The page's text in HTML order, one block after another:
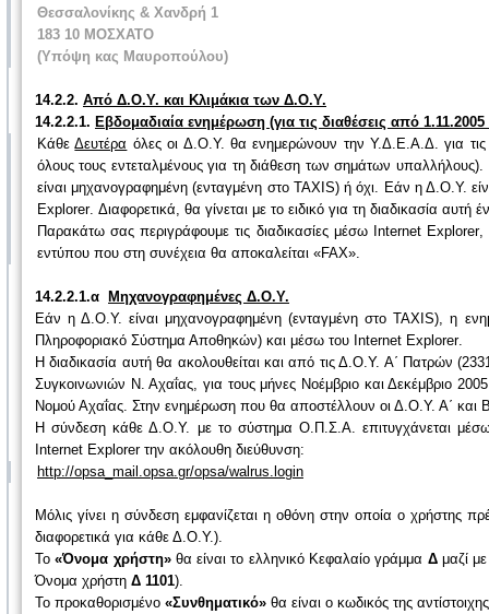
Θεσσαλονίκης & Χανδρή 1
183 10 ΜΟΣΧΑΤΟ
(Υπόψη κας Μαυροπούλου)
14.2.2. Από Δ.Ο.Υ. και Κλιμάκια των Δ.Ο.Υ.
14.2.2.1. Εβδομαδιαία ενημέρωση (για τις διαθέσεις από 1.11.2005
ΚάθεΔευτέρα όλες οι Δ.Ο.Υ. θα ενημερώνουν την Υ.Δ.Ε.Α.Δ. για
όλους τους εντεταλμένους για τη διάθεση των σημάτων
είναι μηχανογραφημένη (ενταγμένη στο TAXIS) ή όχι. Εάν η Δ.Ο.Υ.
Explorer. Διαφορετικά, θα γίνεται με το ειδικό για τη διαδικασία
Παρακάτω σας περιγράφουμε τις διαδικασίες μέσω Internet Explorer,
εντύπου που στη συνέχεια θα αποκαλείται «FAX».
14.2.2.1.α
Μηχανογραφημένες Δ.Ο.Υ.
Εάν η Δ.Ο.Υ. είναι μηχανογραφημένη (ενταγμένη στοTAXIS), η
Πληροφοριακό Σύστημα Αποθηκών) και μέσω του Internet Explorer.
Η διαδικασία αυτή θα ακολουθείται και από τις Δ.Ο.Υ. Α΄ Πατρών
Συγκοινωνιών Ν. Αχαΐας, για τους μήνες Νοέμβριο και Δεκέμβριο
Νομού Αχαΐας. Στην ενημέρωση που θα αποστέλλουν οι Δ.Ο.Υ. Α΄ και
Η σύνδεση κάθε Δ.Ο.Υ. με το σύστημα Ο.Π.Σ.Α. επιτυγχάνεται
Internet Explorerτην ακόλουθη διεύθυνση:
http://opsa_mail.opsa.gr/opsa/walrus.login
Μόλις γίνει η σύνδεση εμφανίζεται η οθόνη στην οποία ο χρήστης
διαφορετικά για κάθε Δ.Ο.Υ.).
Το«Όνομα χρήστη» θα είναι το ελληνικό Κεφαλαίο γράμμα Δμαζί
Όνομα χρήστη Δ 1101).
Το προκαθορισμένο «Συνθηματικό» θα είναι ο κωδικός της